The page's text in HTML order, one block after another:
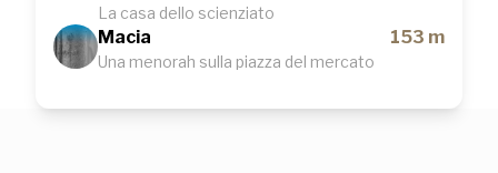
La casa dello scienziato
Macia
Una menorah sulla piazza del mercato
153 m